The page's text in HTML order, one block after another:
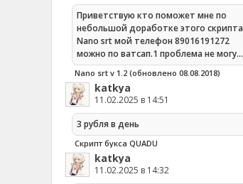
Приветствую кто поможет мне по
небольшой доработке этого скрипта
Nano srt мой телефон 89016191272
можно по ватсап.1 проблема не могу…
Nano srt v 1.2 (обновлено 08.08.2018)
katkya
11.02.2025 в 14:51
3 рубля в день
Скрипт букса QUADU
katkya
11.02.2025 в 14:32